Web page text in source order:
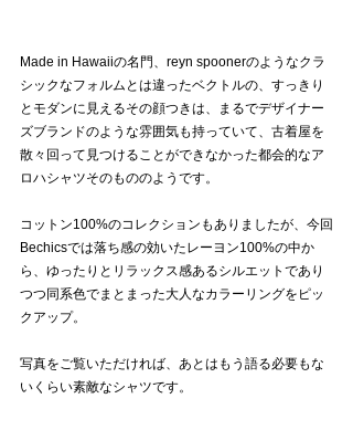
Made in Hawaiiの名門、reyn spoonerのようなクラ
シックなフォルムとは違ったベクトルの、すっきり
とモダンに見えるその顔つきは、まるでデザイナー
ズブランドのような雰囲気も持っていて、古着屋を
散々回って見つけることができなかった都会的なア
ロハシャツそのもののようです。
コットン100%のコレクションもありましたが、今回
Bechicsでは落ち感の効いたレーヨン100%の中か
ら、ゆったりとリラックス感あるシルエットであり
つつ同系色でまとまった大人なカラーリングをピッ
クアップ。
写真をご覧いただければ、あとはもう語る必要もな
いくらい素敵なシャツです。